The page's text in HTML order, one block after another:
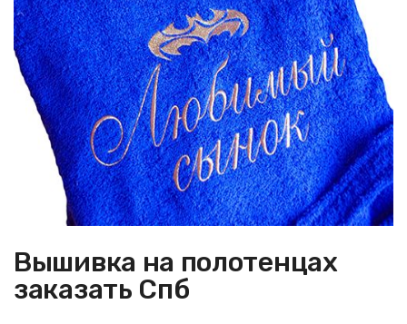
Вышивка на полотенцах
заказать Спб